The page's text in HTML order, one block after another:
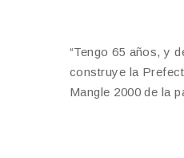
“Tengo 65 años, y
construye la
Mangle 2000 de la